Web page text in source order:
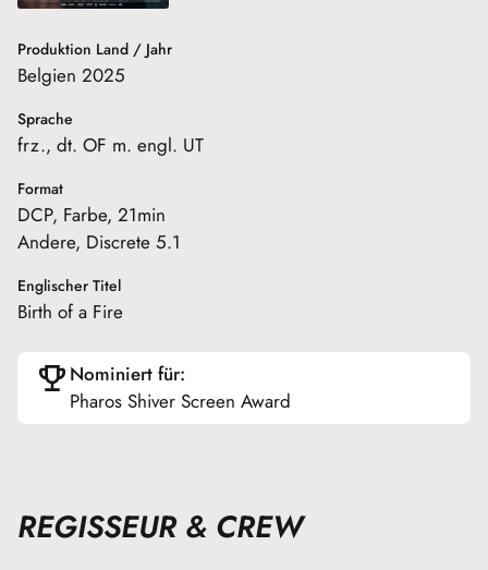
Produktion Land / Jahr
Belgien 2025
Sprache
frz., dt. OF m. engl. UT
Format
DCP, Farbe, 21min
Andere, Discrete 5.1
Englischer Titel
Birth of a Fire
Nominiert für:
Pharos Shiver Screen Award
REGISSEUR & CREW